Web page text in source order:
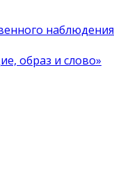
наблюдения
образ и слово»